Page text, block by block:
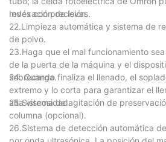
revés con precisión.
Indexación de levas.
22.Limpieza automática y sistema de
de polvo.
23.Haga que el mal funcionamiento
de la puerta de la máquina y el
sobrecarga.
24. Cuando finaliza el llenado, el
extremo y lo corta para garantizar el
alta viscosidad.
25.Sistema de agitación de
columna (opcional).
26.Sistema de detección automática